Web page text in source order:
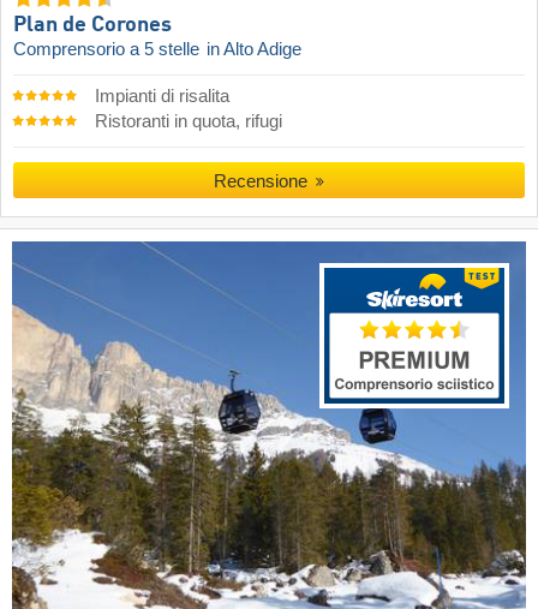
Plan de Corones
Comprensorio a 5 stelle in Alto Adige
Impianti di risalita
Ristoranti in quota, rifugi
Recensione